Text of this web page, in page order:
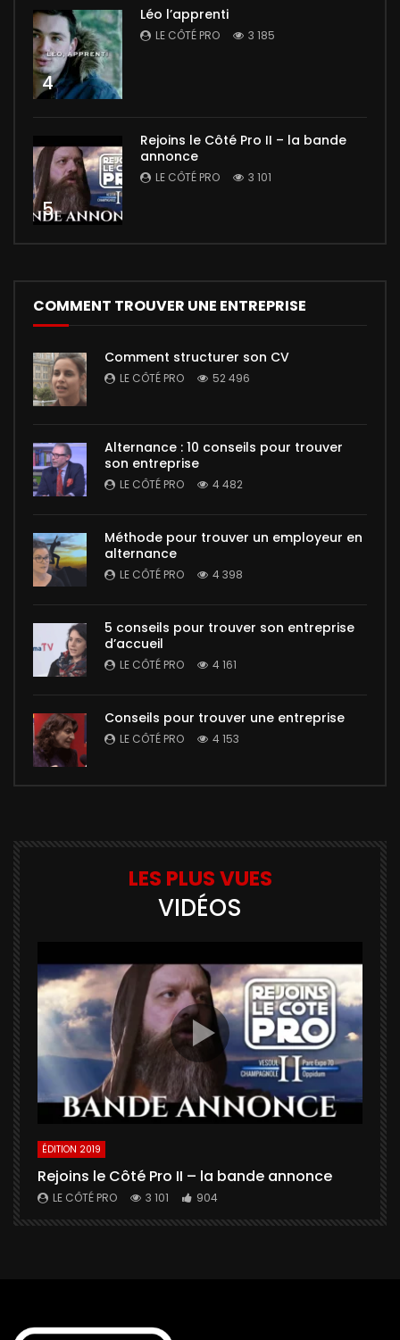
4
Léo l’apprenti
LE CÔTÉ PRO 3 185
5
Rejoins le Côté Pro II – la bande
annonce
LE CÔTÉ PRO 3 101
COMMENT TROUVER UNE ENTREPRISE
Comment structurer son CV
LE CÔTÉ PRO 52 496
Alternance : 10 conseils pour trouver
son entreprise
LE CÔTÉ PRO 4 482
Méthode pour trouver un employeur en
alternance
LE CÔTÉ PRO 4 398
5 conseils pour trouver son entreprise
d’accueil
LE CÔTÉ PRO 4 161
Conseils pour trouver une entreprise
LE CÔTÉ PRO 4 153
LES PLUS VUES
VIDÉOS
ÉDITION 2019
Rejoins le Côté Pro II – la bande annonce
LE CÔTÉ PRO 3 101 904